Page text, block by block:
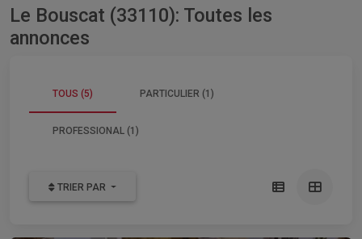
Le Bouscat (33110): Toutes les
annonces
TOUS (5) PARTICULIER (1)
PROFESSIONAL (1)
TRIER PAR